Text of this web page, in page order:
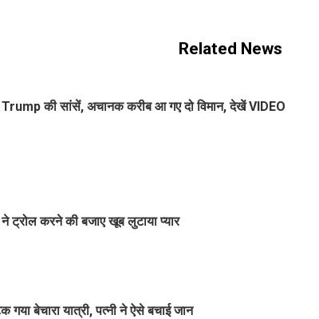
Related News
की सांसें, अचानक करीब आ गए दो विमान, देखें VIDEO
ट्रोल करने की बजाए खूब लुटाया प्यार
बेचारा यात्री, पत्नी ने ऐसे बचाई जान